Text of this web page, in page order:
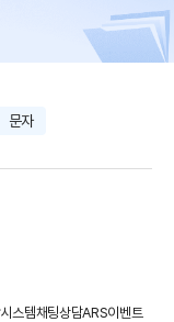
문자
스템채팅상담ARS이벤트